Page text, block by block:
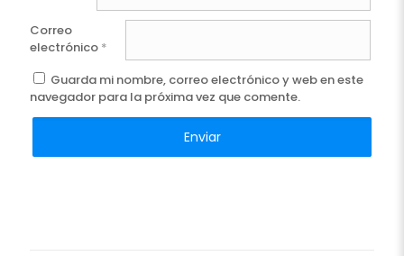
Correo
electrónico *
Guarda mi nombre, correo electrónico y web en este
navegador para la próxima vez que comente.